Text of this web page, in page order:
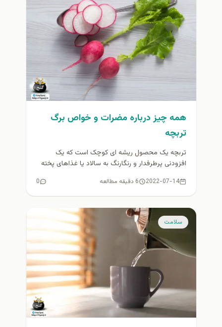
همه چیز درباره مضرات و خواص برگ
تربچه
تربچه یک محصول ریشه ای کوچک است که یک
افزودنی پرطرفدار و رنگارنگ به سالاد یا غذاهای پخته
2022-07-14 6 دقیقه مطالعه 0
سلامت